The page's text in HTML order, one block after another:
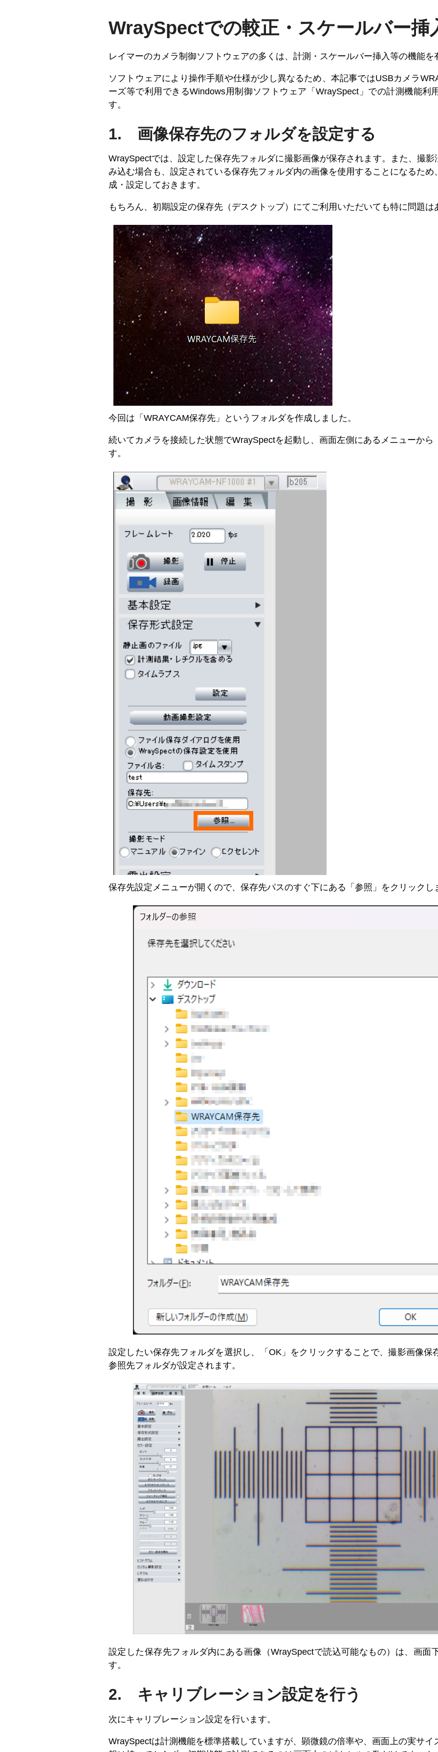
WraySpectでの較正・スケールバー挿
レイマーのカメラ制御ソフトウェアの多くは、計測・スケールバー挿入等の機能を
ソフトウェアにより操作手順や仕様が少し異なるため、本記事ではUSBカメラ
ーズ等で利用できるWindows用制御ソフトウェア「WraySpect」での計測機能利
す。
1. 画像保存先のフォルダを設定する
WraySpectでは、設定した保存先フォルダに撮影画像が保存されます。また、撮
み込む場合も、設定されている保存先フォルダ内の画像を使用することになるた
成・設定しておきます。
もちろん、初期設定の保存先（デスクトップ）にてご利用いただいても特に問題は
今回は「WRAYCAM保存先」というフォルダを作成しました。
続いてカメラを接続した状態でWraySpectを起動し、画面左側にあるメニューか
す。
保存先設定メニューが開くので、保存先パスのすぐ下にある「参照」をクリックし
設定したい保存先フォルダを選択し、「OK」をクリックすることで、撮影画像保
参照先フォルダが設定されます。
設定した保存先フォルダ内にある画像（WraySpectで読込可能なもの）は、画面
す。
2. キャリブレーション設定を行う
次にキャリブレーション設定を行います。
WraySpectは計測機能を標準搭載していますが、顕微鏡の倍率や、画面上の実サ